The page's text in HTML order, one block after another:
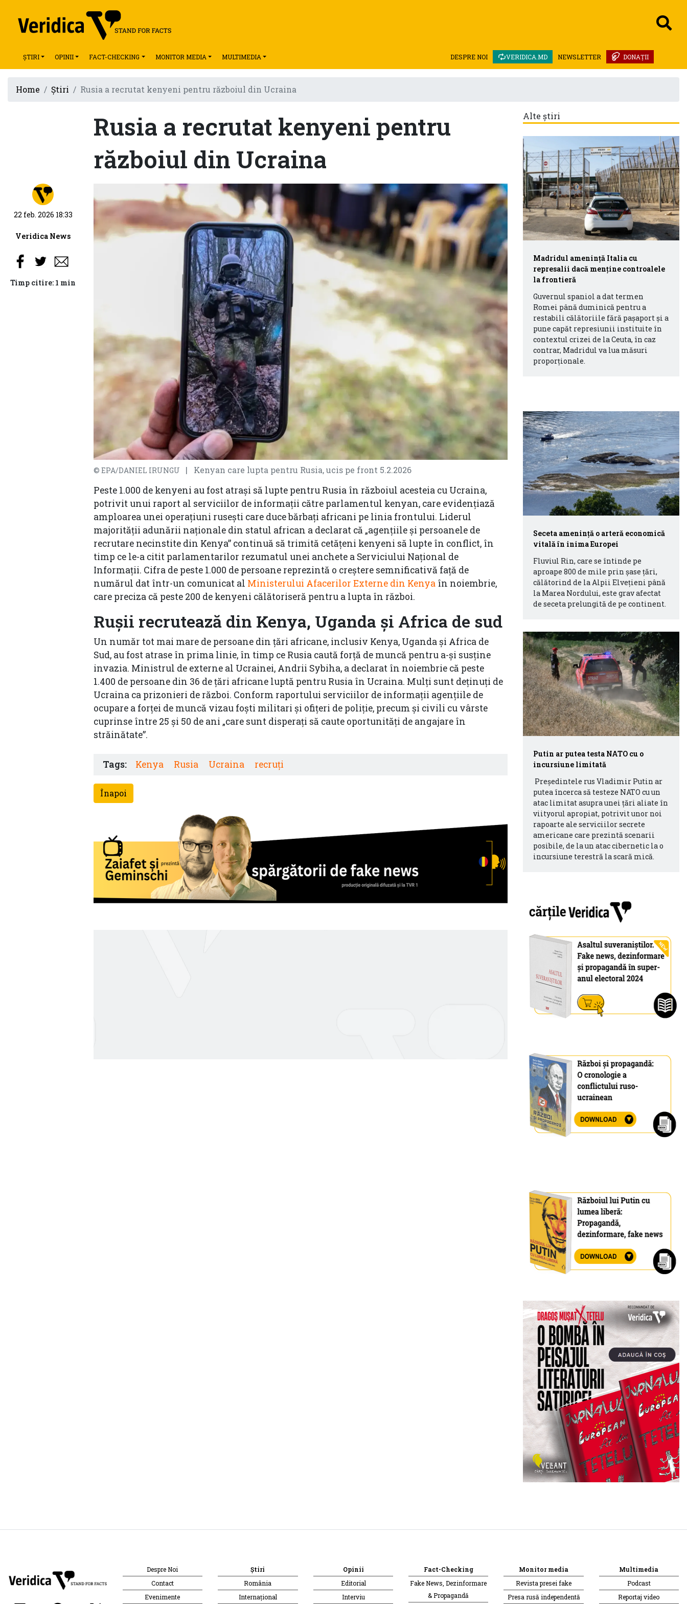
ȘTIRI OPINII FACT-CHECKING MONITOR MEDIA MULTIMEDIA DONAȚII
NEWSLETTER
VERIDICA.MD
DESPRE NOI
Home Știri Rusia a recrutat kenyeni pentru războiul din Ucraina
Rusia a recrutat kenyeni pentru
războiul din Ucraina
© EPA/DANIEL IRUNGU | Kenyan care lupta pentru Rusia, ucis pe front 5.2.2026
Peste 1.000 de kenyeni au fost atrași să lupte pentru Rusia în războiul acesteia cu Ucraina,
potrivit unui raport al serviciilor de informații către parlamentul kenyan, care evidențiază
amploarea unei operațiuni rusești care duce bărbați africani pe linia frontului. Liderul
majorității adunării naționale din statul african a declarat că „agențiile și persoanele de
recrutare necinstite din Kenya” continuă să trimită cetățeni kenyeni să lupte în conflict, în
timp ce le-a citit parlamentarilor rezumatul unei anchete a Serviciului Național de
Informații. Cifra de peste 1.000 de persoane reprezintă o creștere semnificativă față de
numărul dat într-un comunicat al Ministerului Afacerilor Externe din Kenya în noiembrie,
care preciza că peste 200 de kenyeni călătoriseră pentru a lupta în război.
Rușii recrutează din Kenya, Uganda și Africa de sud
Un număr tot mai mare de persoane din țări africane, inclusiv Kenya, Uganda și Africa de
Sud, au fost atrase în prima linie, în timp ce Rusia caută forță de muncă pentru a-și susține
invazia. Ministrul de externe al Ucrainei, Andrii Sybiha, a declarat în noiembrie că peste
1.400 de persoane din 36 de țări africane luptă pentru Rusia în Ucraina. Mulți sunt deținuți de
Ucraina ca prizonieri de război. Conform raportului serviciilor de informații agențiile de
ocupare a forței de muncă vizau foști militari și ofițeri de poliție, precum și civili cu vârste
cuprinse între 25 și 50 de ani „care sunt disperați să caute oportunități de angajare în
străinătate”.
Tags: Kenya Rusia Ucraina recruți
Înapoi
22 feb. 2026 18:33
Veridica News
Timp citire: 1 min
Alte știri
Madridul amenință Italia cu
represalii dacă menține controalele
la frontieră
Guvernul spaniol a dat termen
Romei până duminică pentru a
restabili călătoriile fără pașaport și a
pune capăt represiunii instituite în
contextul crizei de la Ceuta, în caz
contrar, Madridul va lua măsuri
proporționale.
Seceta amenință o arteră economică
vitală în inima Europei
Fluviul Rin, care se întinde pe
aproape 800 de mile prin șase țări,
călătorind de la Alpii Elvețieni până
la Marea Nordului, este grav afectat
de seceta prelungită de pe continent.
Putin ar putea testa NATO cu o
incursiune limitată
Președintele rus Vladimir Putin ar
putea încerca să testeze NATO cu un
atac limitat asupra unei țări aliate în
viityorul apropiat, potrivit unor noi
rapoarte ale serviciilor secrete
americane care prezintă scenarii
posibile, de la un atac cibernetic la o
incursiune terestră la scară mică.
Despre Noi
Contact
Evenimente
Știri
România
Internațional
Opinii
Editorial
Interviu
Fact-Checking
Fake News, Dezinformare
& Propagandă
Monitor media
Revista presei fake
Presa rusă independentă
Multimedia
Podcast
Reportaj video